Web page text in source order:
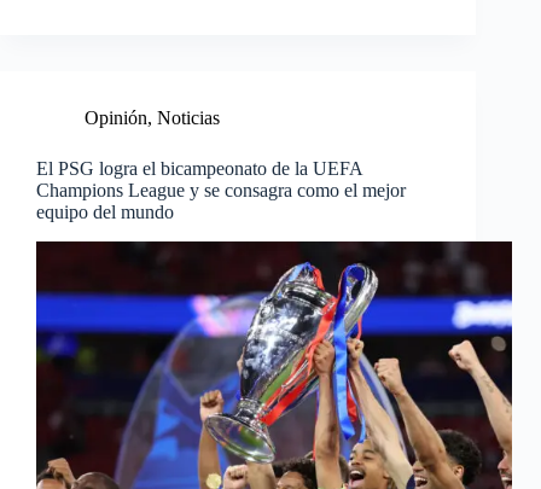
Opinión, Noticias
El PSG logra el bicampeonato de la UEFA
Champions League y se consagra como el mejor
equipo del mundo